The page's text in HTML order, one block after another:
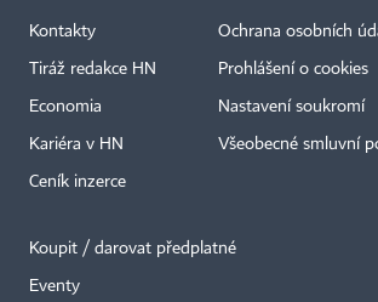
Kontakty
Tiráž redakce HN
Economia
Kariéra v HN
Ceník inzerce
Ochrana osobních
Prohlášení o cookies
Nastavení soukromí
Všeobecné smluvní
Koupit / darovat předplatné
Eventy